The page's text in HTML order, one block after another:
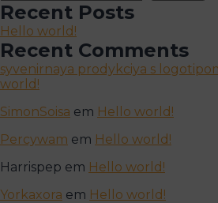
Recent Posts
Hello world!
Recent Comments
syvenirnaya prodykciya s
world!
SimonSoisa em Hello world!
Percywam em Hello world!
Harrispep em Hello world!
Yorkaxora em Hello world!